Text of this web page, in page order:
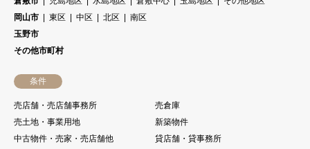
岡山市
東区 中区 北区
南区
玉野市
その他市町村
条件
売店舗・売店舗事務所
売倉庫
売土地・事業用地
新築物件
中古物件・売家・売店舗他
貸店舗・貸事務所